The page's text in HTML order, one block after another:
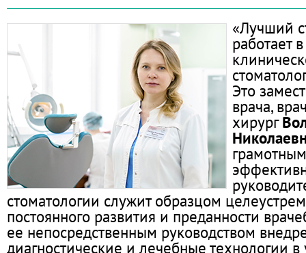
«Лучший
работает
Это
врача,
хирург
стоматологии служит образцом
постоянного развития и преданности
ее непосредственным руководством
диагностические и лечебные технологии